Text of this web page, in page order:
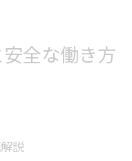
る労働条件とは
全な働き方
説